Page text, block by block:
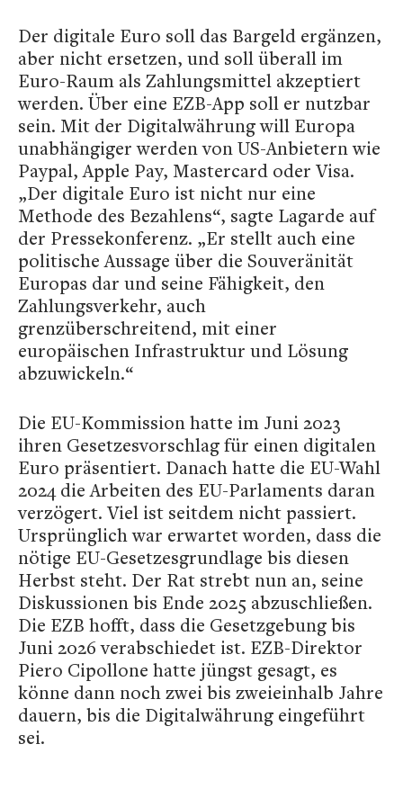
Der digitale Euro soll das Bargeld ergänzen,
aber nicht ersetzen, und soll überall im
Euro-Raum als Zahlungsmittel akzeptiert
werden. Über eine EZB-App soll er nutzbar
sein. Mit der Digitalwährung will Europa
unabhängiger werden von US-Anbietern wie
Paypal, Apple Pay, Mastercard oder Visa.
„Der digitale Euro ist nicht nur eine
Methode des Bezahlens“, sagte Lagarde auf
der Pressekonferenz. „Er stellt auch eine
politische Aussage über die Souveränität
Europas dar und seine Fähigkeit, den
Zahlungsverkehr, auch
grenzüberschreitend, mit einer
europäischen Infrastruktur und Lösung
abzuwickeln.“
Die EU-Kommission hatte im Juni 2023
ihren Gesetzesvorschlag für einen digitalen
Euro präsentiert. Danach hatte die EU-Wahl
2024 die Arbeiten des EU-Parlaments daran
verzögert. Viel ist seitdem nicht passiert.
Ursprünglich war erwartet worden, dass die
nötige EU-Gesetzesgrundlage bis diesen
Herbst steht. Der Rat strebt nun an, seine
Diskussionen bis Ende 2025 abzuschließen.
Die EZB hofft, dass die Gesetzgebung bis
Juni 2026 verabschiedet ist. EZB-Direktor
Piero Cipollone hatte jüngst gesagt, es
könne dann noch zwei bis zweieinhalb Jahre
dauern, bis die Digitalwährung eingeführt
sei.